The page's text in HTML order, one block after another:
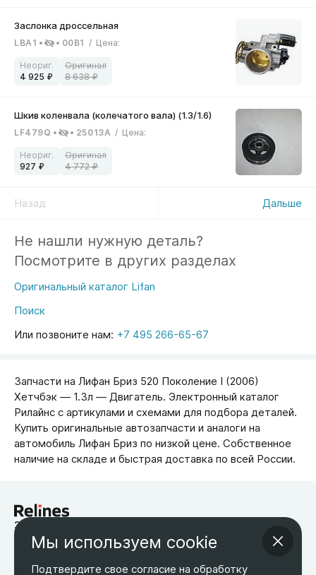
LBA1 00B1 / Цена:
4 925 8 638
LF479Q 25013A / Цена:
927 4 772
Назад Дальше
Не нашли нужную деталь?
Посмотрите в других разделах
Оригинальный каталог Lifan
Поиск
Или позвоните нам: +7 495 266-65-67
Запчасти на Лифан Бриз 520 Поколение I (2006)
Хетчбэк — 1.3л — Двигатель. Электронный каталог
Рилайнс с артикулами и схемами для подбора деталей.
Купить оригинальные автозапчасти и аналоги на
автомобиль Лифан Бриз по низкой цене. Собственное
наличие на складе и быстрая доставка по всей России.
запчасти для китайских автомобилей
Возврат товара
Оплата
Оптовым покупателям
Оферта
Обработка персональных данных
Мы используем cookie
Подтвердите свое согласие на обработку